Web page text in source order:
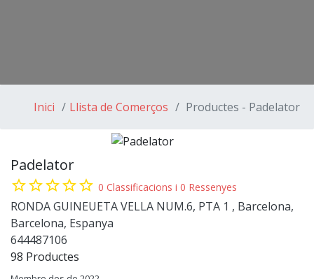
Inici Llista de Comerços Productes - Padelator
Padelator
star_borderstar_borderstar_borderstar_borderstar_border 0 Classificacions i 0 Ressenyes
RONDA GUINEUETA VELLA NUM.6, PTA 1 , Barcelona,
Barcelona, Espanya
644487106
98 Productes